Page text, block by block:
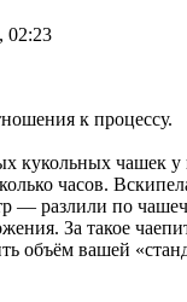
02:23
к процессу.
кукольных чашек у
часов.
— разлили по
За такое
объём вашей